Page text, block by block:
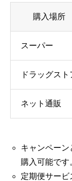
購入場所
スーパー
ドラッグスト
ネット通販
キャンペー
購入可能です
定期便サービ